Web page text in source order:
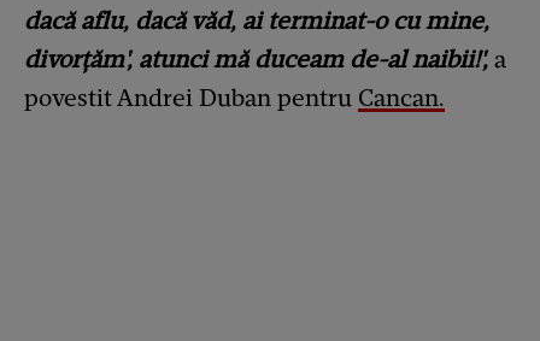
dacă aflu, dacă văd, ai terminat-o cu mine,
divorțăm', atunci mă duceam de-al naibii!', a
povestit Andrei Duban pentru Cancan.